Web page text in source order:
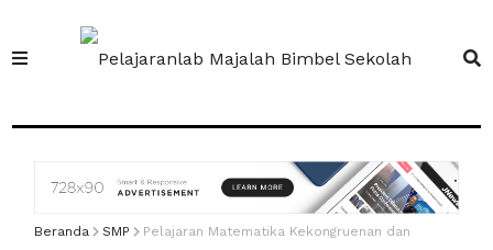
Beranda SMP Pelajaran Matematika Kekongruenan dan